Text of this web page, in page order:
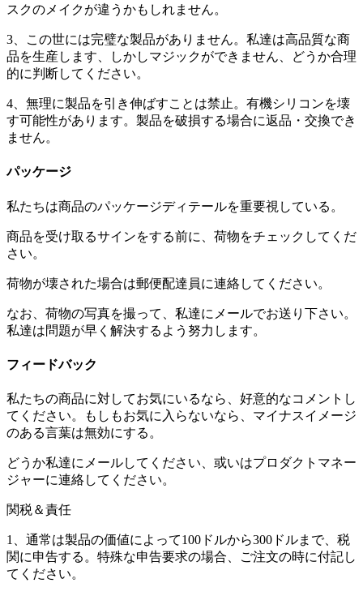
スクのメイクが違うかもしれません。
3、この世には完璧な製品がありません。私達は高品質な商
品を生産します、しかしマジックができません、どうか合理
的に判断してください。
4、無理に製品を引き伸ばすことは禁止。有機シリコンを壊
す可能性があります。製品を破損する場合に返品・交換でき
ません。
パッケージ
私たちは商品のパッケージディテールを重要視している。
商品を受け取るサインをする前に、荷物をチェックしてくだ
さい。
荷物が壊された場合は郵便配達員に連絡してください。
なお、荷物の写真を撮って、私達にメールでお送り下さい。
私達は問題が早く解決するよう努力します。
フィードバック
私たちの商品に対してお気にいるなら、好意的なコメントし
てください。もしもお気に入らないなら、マイナスイメージ
のある言葉は無効にする。
どうか私達にメールしてください、或いはプロダクトマネー
ジャーに連絡してください。
関税＆責任
1、通常は製品の価値によって100ドルから300ドルまで、税
関に申告する。特殊な申告要求の場合、ご注文の時に付記し
てください。